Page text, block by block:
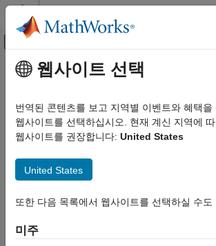
콘텐츠로 바로 가기
오프캔버스 탐색 메뉴 토
문서 홈
Control Systems
카테고리
C2000 Microcontroller Blockset
Control System Toolbox
DO Qualification Kit
주요 콘텐츠
웹사이트 선택
번역된 콘텐츠를 보고 지역별 이벤트와 혜택을
웹사이트를 선택하십시오. 현재 계신 지역에
웹사이트를 권장합니다: United States
United States
또한 다음 목록에서 웹사이트를 선택하실 수도
미주